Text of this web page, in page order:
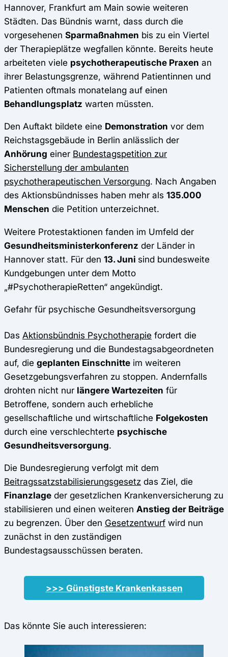
Hannover, Frankfurt am Main sowie weiteren
Städten. Das Bündnis warnt, dass durch die
vorgesehenen Sparmaßnahmen bis zu ein Viertel
der Therapieplätze wegfallen könnte. Bereits heute
arbeiteten viele psychotherapeutische Praxen an
ihrer Belastungsgrenze, während Patientinnen und
Patienten oftmals monatelang auf einen
Behandlungsplatz warten müssten.
Den Auftakt bildete eine Demonstration vor dem
Reichstagsgebäude in Berlin anlässlich der
Anhörung einer Bundestagspetition zur
Sicherstellung der ambulanten
psychotherapeutischen Versorgung. Nach Angaben
des Aktionsbündnisses haben mehr als 135.000
Menschen die Petition unterzeichnet.
Weitere Protestaktionen fanden im Umfeld der
Gesundheitsministerkonferenz der Länder in
Hannover statt. Für den 13. Juni sind bundesweite
Kundgebungen unter dem Motto
„#PsychotherapieRetten“ angekündigt.
Gefahr für psychische Gesundheitsversorgung
Das Aktionsbündnis Psychotherapie fordert die
Bundesregierung und die Bundestagsabgeordneten
auf, die geplanten Einschnitte im weiteren
Gesetzgebungsverfahren zu stoppen. Andernfalls
drohten nicht nur längere Wartezeiten für
Betroffene, sondern auch erhebliche
gesellschaftliche und wirtschaftliche Folgekosten
durch eine verschlechterte psychische
Gesundheitsversorgung.
Die Bundesregierung verfolgt mit dem
Beitragssatzstabilisierungsgesetz das Ziel, die
Finanzlage der gesetzlichen Krankenversicherung zu
stabilisieren und einen weiteren Anstieg der Beiträge
zu begrenzen. Über den Gesetzentwurf wird nun
zunächst in den zuständigen
Bundestagsausschüssen beraten.
>>> Günstigste Krankenkassen
Das könnte Sie auch interessieren: